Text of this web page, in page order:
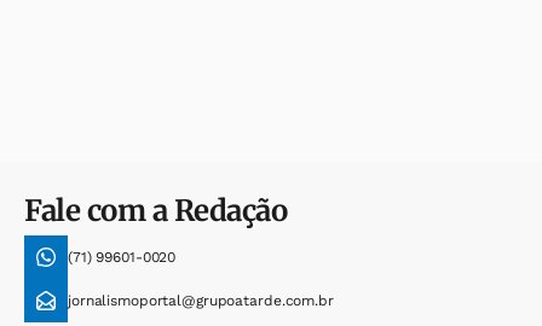
Fale com a Redação
(71) 99601-0020
jornalismoportal@grupoatarde.com.br